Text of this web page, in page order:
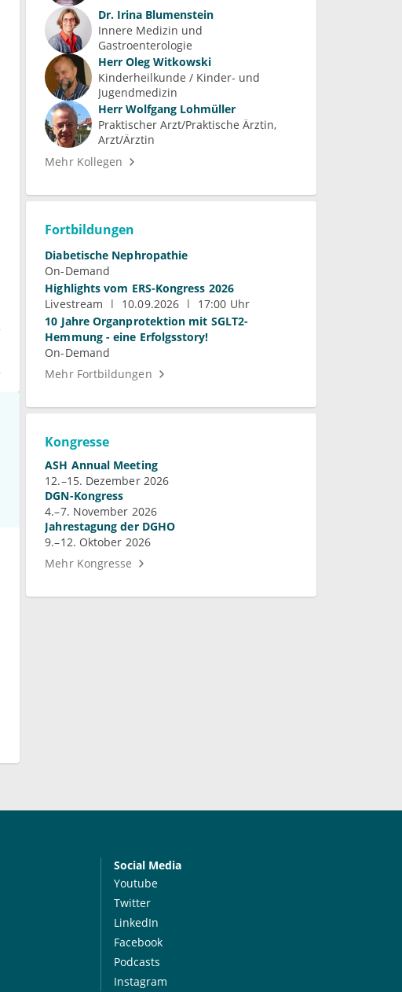
Dr. Irina Blumenstein
Innere Medizin und
Gastroenterologie
Herr Oleg Witkowski
Kinderheilkunde / Kinder- und
Jugendmedizin
Herr Wolfgang Lohmüller
Praktischer Arzt/Praktische Ärztin,
Arzt/Ärztin
Mehr Kollegen
Fortbildungen
Diabetische Nephropathie
On-Demand
Highlights vom ERS-Kongress 2026
Livestream
10.09.2026
17:00 Uhr
10 Jahre Organprotektion mit SGLT2-
Hemmung - eine Erfolgsstory!
On-Demand
Mehr Fortbildungen
Kongresse
ASH Annual Meeting
12.–15. Dezember 2026
DGN-Kongress
4.–7. November 2026
Jahrestagung der DGHO
9.–12. Oktober 2026
Mehr Kongresse
Social Media
Youtube
Twitter
LinkedIn
Facebook
Podcasts
Instagram